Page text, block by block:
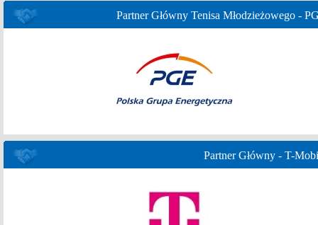
Partner Główny Tenisa Młodzieżowego -
Partner Główny - T-